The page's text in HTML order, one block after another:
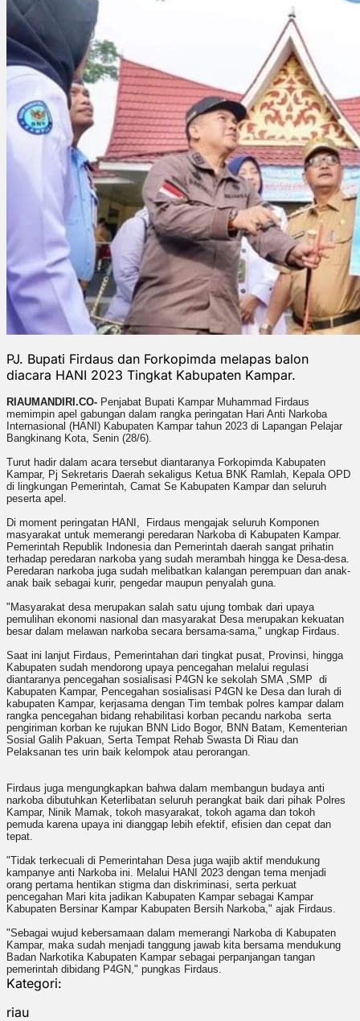
PJ. Bupati Firdaus dan Forkopimda melapas balon
diacara HANI 2023 Tingkat Kabupaten Kampar.
RIAUMANDIRI.CO- Penjabat Bupati Kampar Muhammad Firdaus
memimpin apel gabungan dalam rangka peringatan Hari Anti Narkoba
Internasional (HANI) Kabupaten Kampar tahun 2023 di Lapangan Pelajar
Bangkinang Kota, Senin (28/6).
Turut hadir dalam acara tersebut diantaranya Forkopimda Kabupaten
Kampar, Pj Sekretaris Daerah sekaligus Ketua BNK Ramlah, Kepala OPD
di lingkungan Pemerintah, Camat Se Kabupaten Kampar dan seluruh
peserta apel.
Di moment peringatan HANI, Firdaus mengajak seluruh Komponen
masyarakat untuk memerangi peredaran Narkoba di Kabupaten Kampar.
Pemerintah Republik Indonesia dan Pemerintah daerah sangat prihatin
terhadap peredaran narkoba yang sudah merambah hingga ke Desa-desa.
Peredaran narkoba juga sudah melibatkan kalangan perempuan dan anak-
anak baik sebagai kurir, pengedar maupun penyalah guna.
"Masyarakat desa merupakan salah satu ujung tombak dari upaya
pemulihan ekonomi nasional dan masyarakat Desa merupakan kekuatan
besar dalam melawan narkoba secara bersama-sama," ungkap Firdaus.
Saat ini lanjut Firdaus, Pemerintahan dari tingkat pusat, Provinsi, hingga
Kabupaten sudah mendorong upaya pencegahan melalui regulasi
diantaranya pencegahan sosialisasi P4GN ke sekolah SMA ,SMP di
Kabupaten Kampar, Pencegahan sosialisasi P4GN ke Desa dan lurah di
kabupaten Kampar, kerjasama dengan Tim tembak polres kampar dalam
rangka pencegahan bidang rehabilitasi korban pecandu narkoba serta
pengiriman korban ke rujukan BNN Lido Bogor, BNN Batam, Kementerian
Sosial Galih Pakuan, Serta Tempat Rehab Swasta Di Riau dan
Pelaksanan tes urin baik kelompok atau perorangan.
Firdaus juga mengungkapkan bahwa dalam membangun budaya anti
narkoba dibutuhkan Keterlibatan seluruh perangkat baik dari pihak Polres
Kampar, Ninik Mamak, tokoh masyarakat, tokoh agama dan tokoh
pemuda karena upaya ini dianggap lebih efektif, efisien dan cepat dan
tepat.
"Tidak terkecuali di Pemerintahan Desa juga wajib aktif mendukung
kampanye anti Narkoba ini. Melalui HANI 2023 dengan tema menjadi
orang pertama hentikan stigma dan diskriminasi, serta perkuat
pencegahan Mari kita jadikan Kabupaten Kampar sebagai Kampar
Kabupaten Bersinar Kampar Kabupaten Bersih Narkoba," ajak Firdaus.
"Sebagai wujud kebersamaan dalam memerangi Narkoba di Kabupaten
Kampar, maka sudah menjadi tanggung jawab kita bersama mendukung
Badan Narkotika Kabupaten Kampar sebagai perpanjangan tangan
pemerintah dibidang P4GN," pungkas Firdaus.
Kategori:
riau